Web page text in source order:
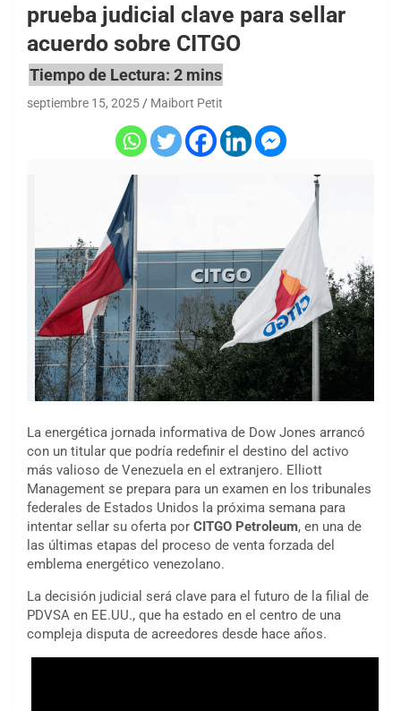
prueba judicial clave para sellar
acuerdo sobre CITGO
septiembre 15, 2025 Maibort Petit
La energética jornada informativa de Dow Jones arrancó
con un titular que podría redefinir el destino del activo
más valioso de Venezuela en el extranjero. Elliott
Management se prepara para un examen en los tribunales
federales de Estados Unidos la próxima semana para
intentar sellar su oferta por CITGO Petroleum, en una de
las últimas etapas del proceso de venta forzada del
emblema energético venezolano.
La decisión judicial será clave para el futuro de la filial de
PDVSA en EE.UU., que ha estado en el centro de una
compleja disputa de acreedores desde hace años.